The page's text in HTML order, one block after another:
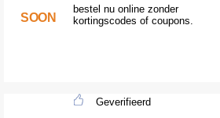
SOON
bestel nu online zonder
kortingscodes of coupons.
Geverifieerd